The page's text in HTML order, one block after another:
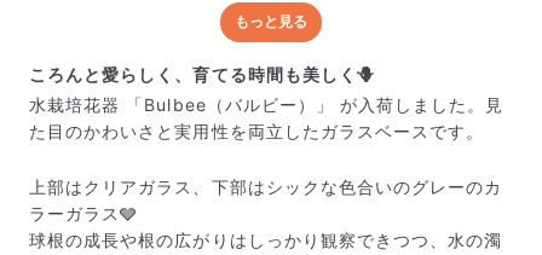
迷ってる方買って間違いないです👍🏻
どんな梱包で届くの？
出荷前に水揚げ（花が水を吸いやすくなる処理）を施
し、専用ボックスに丁寧に梱包してお届けしています。
きゅっとまとめられて一見窮屈そうに見えますが、輸送
中の衝撃による折れや擦れを軽減する効果があります。
もっと見る
ころんと愛らしく、育てる時間も美しく🪻
水栽培花器 「Bulbee（バルビー）」 が入荷しました。見
た目のかわいさと実用性を両立したガラスベースです。
上部はクリアガラス、下部はシックな色合いのグレーのカ
ラーガラス🩶
球根の成長や根の広がりはしっかり観察できつつ、水の濁